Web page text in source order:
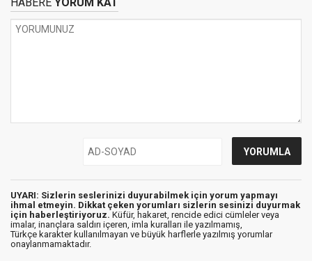
UYARI: Sizlerin seslerinizi duyurabilmek için yorum yapmayı
ihmal etmeyin. Dikkat çeken yorumları sizlerin sesinizi duyurmak
için haberleştiriyoruz. Küfür, hakaret, rencide edici cümleler veya
imalar, inançlara saldırı içeren, imla kuralları ile yazılmamış,
Türkçe karakter kullanılmayan ve büyük harflerle yazılmış yorumlar
onaylanmamaktadır.